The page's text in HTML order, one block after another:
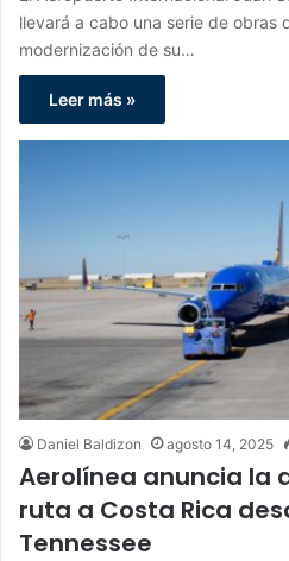
llevará a cabo una serie de obras
modernización de su…
Leer más »
Daniel Baldizon agosto 14, 2025
Aerolínea anuncia la
ruta a Costa Rica
Tennessee